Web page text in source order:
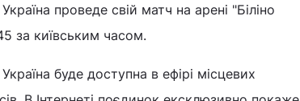
проведе свій матч на арені "Біліно
за київським часом.
буде доступна в ефірі місцевих